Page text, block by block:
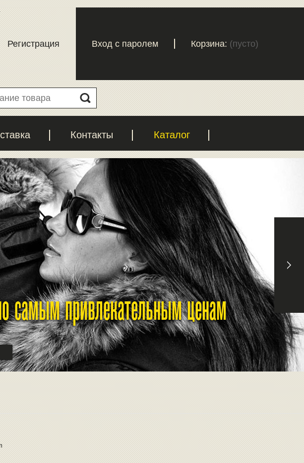
Регистрация Вход с паролем Корзина: (пусто)
Контакты Каталог
самым привлекательным ценам